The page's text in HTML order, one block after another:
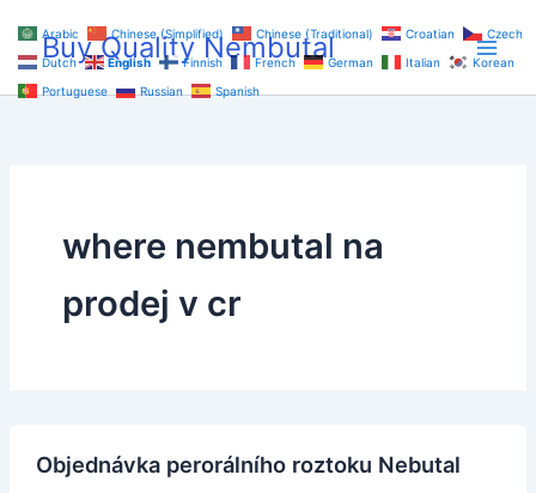
content
Buy Quality Nembutal
where nembutal na
prodej v cr
Objednávka perorálního roztoku Nebutal
Arabic Chinese (Simplified) Chinese (Traditional) Croatian
Czech
Dutch
English Finnish French German Italian
Korean
Portuguese
Russian Spanish